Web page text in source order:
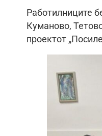
Работилниците
Куманово,
проектот